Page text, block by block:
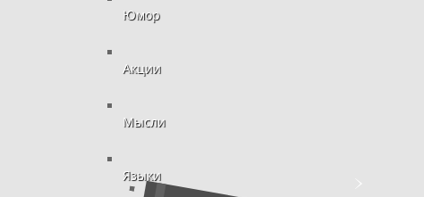
Юмор
Акции
Мысли
Языки